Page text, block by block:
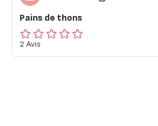
Pains de thons
ratings.0
2 Avis